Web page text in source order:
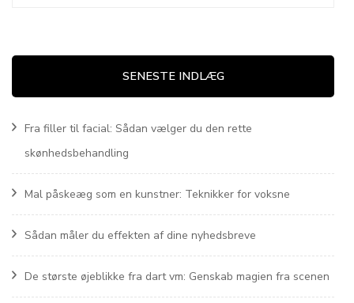
SENESTE INDLÆG
Fra filler til facial: Sådan vælger du den rette
skønhedsbehandling
Mal påskeæg som en kunstner: Teknikker for voksne
Sådan måler du effekten af dine nyhedsbreve
De største øjeblikke fra dart vm: Genskab magien fra scenen